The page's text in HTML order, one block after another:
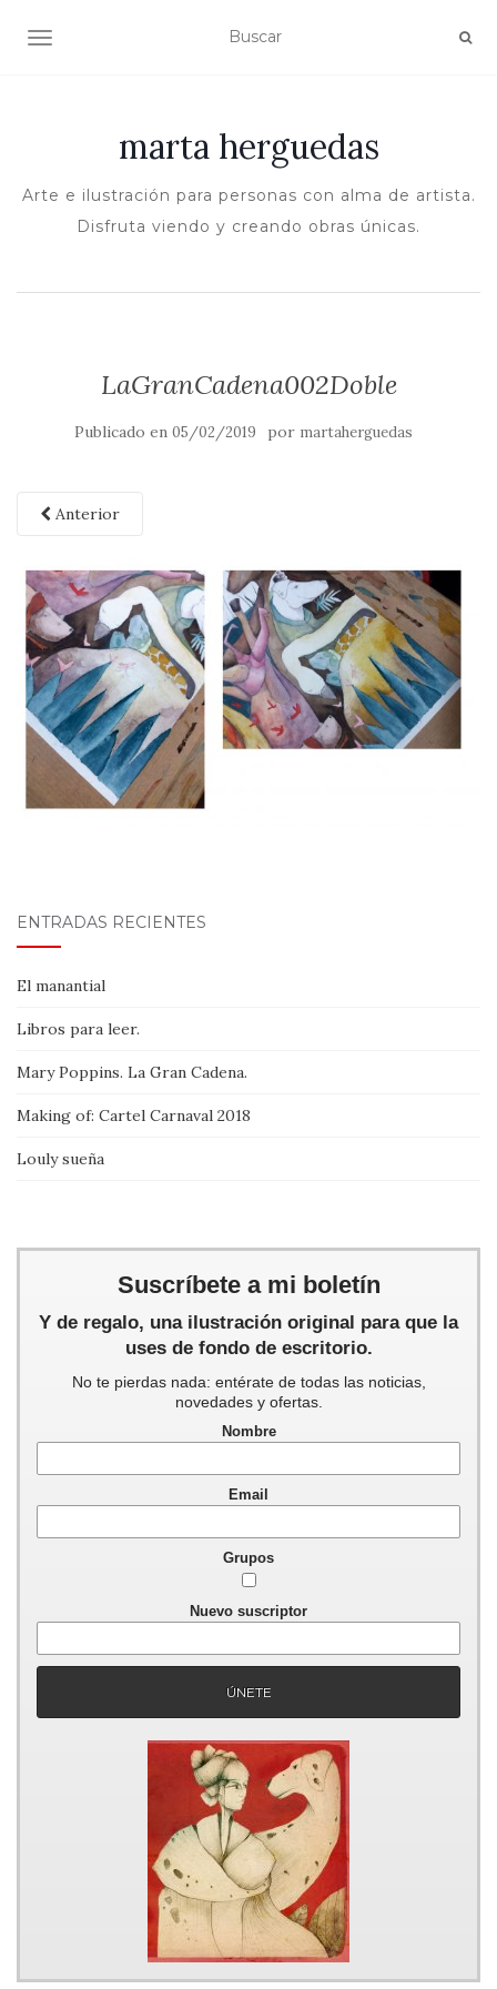
ALTERNAR NAVEGACIÓN
marta herguedas
Arte e ilustración para personas con alma de artista.
Disfruta viendo y creando obras únicas.
LaGranCadena002Doble
Publicado en 05/02/2019 por martaherguedas
Anterior
ENTRADAS RECIENTES
El manantial
Libros para leer.
Mary Poppins. La Gran Cadena.
Making of: Cartel Carnaval 2018
Louly sueña
Suscríbete a mi boletín
Y de regalo, una ilustración original para que la
uses de fondo de escritorio.
No te pierdas nada: entérate de todas las noticias,
novedades y ofertas.
Nombre
Email
Grupos
Nuevo suscriptor